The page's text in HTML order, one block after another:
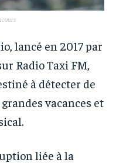
lancé en 2017 par
Radio Taxi FM,
à détecter de
vacances et
liée à la